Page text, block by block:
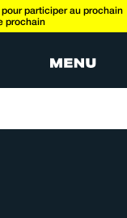
participer au prochain
prochain